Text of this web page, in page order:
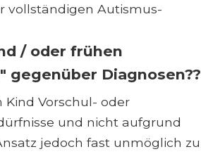
vollständigen Autismus-
/ oder frühen
Diagnosen??
Vorschul- oder
und nicht aufgrund
jedoch fast unmöglich zu